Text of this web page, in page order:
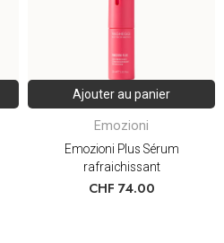
Ajouter au panier
Emozioni
Emozioni Plus Sérum
rafraichissant
CHF 74.00